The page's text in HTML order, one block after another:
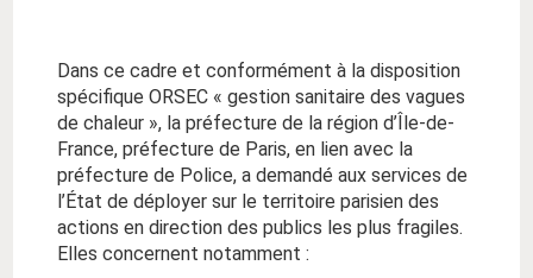
Dans ce cadre et conformément à la disposition
spécifique ORSEC « gestion sanitaire des vagues
de chaleur », la préfecture de la région d’Île-de-
France, préfecture de Paris, en lien avec la
préfecture de Police, a demandé aux services de
l’État de déployer sur le territoire parisien des
actions en direction des publics les plus fragiles.
Elles concernent notamment :